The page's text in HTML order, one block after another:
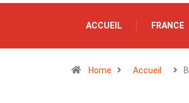
ACCUEIL FRANCE
Home Accueil